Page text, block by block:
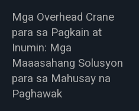
Mga Overhead Crane
para sa Pagkain at
Inumin: Mga
Maaasahang Solusyon
para sa Mahusay na
Paghawak